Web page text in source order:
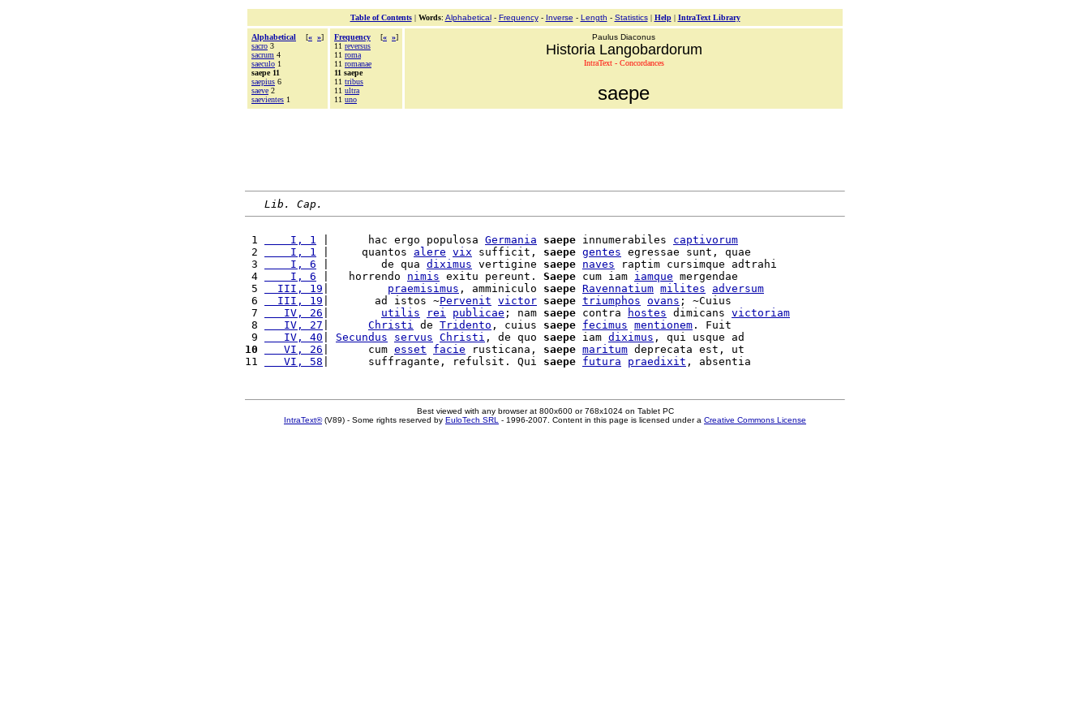
Table of Contents| Words: Alphabetical- Frequency- Inverse - Length - Statistics| Help| IntraText Library
Alphabetical [« »]
sacro 3
sacrum 4
saeculo 1
saepe 11
saepius 6
saeve 2
saevientes 1
Frequency [« »]
11 reversus
11 roma
11 romanae
11 saepe
11 tribus
11 ultra
11 uno
Paulus Diaconus
Historia Langobardorum
IntraText - Concordances
saepe
Lib. Cap.
1
    I, 1
|      hac ergo populosa Germania saepe innumerabiles captivorum
2
    I, 1
|     quantos alere vix sufficit, saepe gentes egressae sunt, quae
3
    I, 6
|        de qua diximus vertigine saepe naves raptim cursimque adtrahi
4
    I, 6
|   horrendo nimis exitu pereunt. Saepe cum iam iamque mergendae
5
  III, 19
praemisimus , amminiculo saepe Ravennatium milites
adversum
6
  III, 19
|       ad istos ~Pervenit victor saepe triumphos ovans ; ~Cuius
7
   IV, 26
utilis rei publicae ; nam saepe contra hostes dimicans victoriam
8
   IV, 27
Christi de Tridento , cuius saepe fecimus mentionem . Fuit
9
   IV, 40
Secundus servus Christi , de quo saepe iam diximus
10
   VI, 26
|      cum esset facie rusticana, saepe maritum deprecata est, ut
11
   VI, 58
|      suffragante, refulsit. Qui saepe futura praedixit
Best viewed with any browser at 800x600 or 768x1024 on Tablet PC
IntraText®(V89) - Some rights reserved by EuloTech SRL - 1996-2007. Content in this page is licensed under a Creative Commons License